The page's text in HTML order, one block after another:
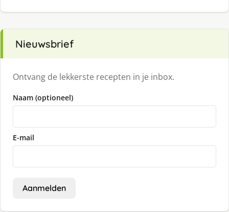
Nieuwsbrief
Ontvang de lekkerste recepten in je inbox.
Naam (optioneel)
E-mail
Aanmelden